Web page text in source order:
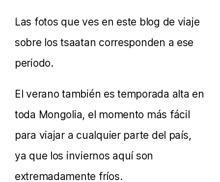
Las fotos que ves en este blog de viaje
sobre los tsaatan corresponden a ese
periodo.
El verano también es temporada alta en
toda Mongolia, el momento más fácil
para viajar a cualquier parte del país,
ya que los inviernos aquí son
extremadamente fríos.